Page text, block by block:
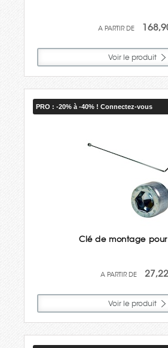
Voir le produit
PRO : -20% à -40% ! Connectez-vous
Clé de montage
Voir le produit